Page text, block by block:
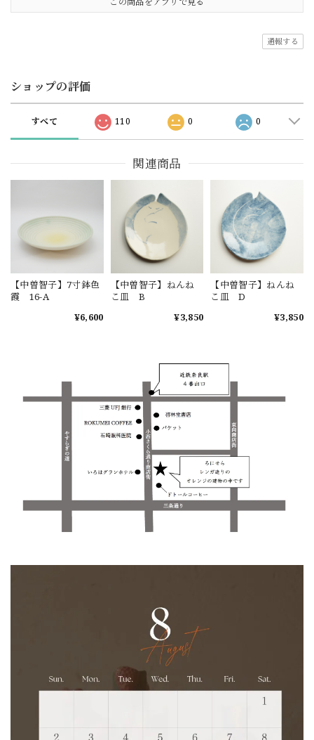
通報する
ショップの評価
すべて 110 0 0
関連商品
【中曽智子】7寸鉢色
霞 16-A
¥6,600
【中曽智子】ねんね
こ皿 B
¥3,850
【中曽智子】ねんね
こ皿 D
¥3,850